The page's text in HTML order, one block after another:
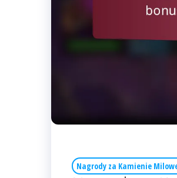
Nagrody za Kamienie